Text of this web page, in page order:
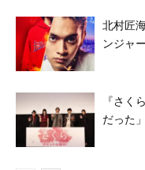
北村匠
ンジャ
『さく
だった」